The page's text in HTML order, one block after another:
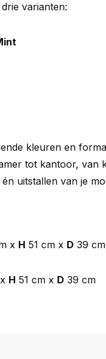
varianten:
kleuren en
tot kantoor, van
uitstallen van je
x H 51 cm x D 39 cm
H 51 cm x D 39 cm